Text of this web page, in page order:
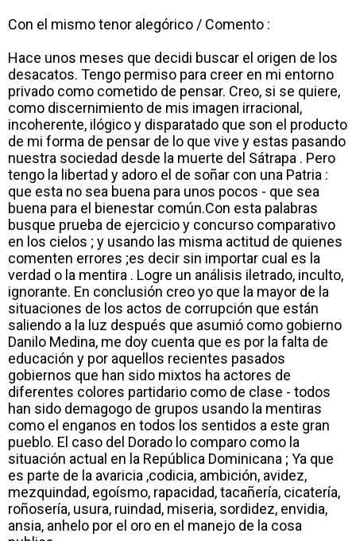
Con el mismo tenor alegórico / Comento :
Hace unos meses que decidi buscar el origen de los
desacatos. Tengo permiso para creer en mi entorno
privado como cometido de pensar. Creo, si se quiere,
como discernimiento de mis imagen irracional,
incoherente, ilógico y disparatado que son el producto
de mi forma de pensar de lo que vive y estas pasando
nuestra sociedad desde la muerte del Sátrapa . Pero
tengo la libertad y adoro el de soñar con una Patria :
que esta no sea buena para unos pocos - que sea
buena para el bienestar común.Con esta palabras
busque prueba de ejercicio y concurso comparativo
en los cielos ; y usando las misma actitud de quienes
comenten errores ;es decir sin importar cual es la
verdad o la mentira . Logre un análisis iletrado, inculto,
ignorante. En conclusión creo yo que la mayor de la
situaciones de los actos de corrupción que están
saliendo a la luz después que asumió como gobierno
Danilo Medina, me doy cuenta que es por la falta de
educación y por aquellos recientes pasados
gobiernos que han sido mixtos ha actores de
diferentes colores partidario como de clase - todos
han sido demagogo de grupos usando la mentiras
como el enganos en todos los sentidos a este gran
pueblo. El caso del Dorado lo comparo como la
situación actual en la República Dominicana ; Ya que
es parte de la avaricia ,codicia, ambición, avidez,
mezquindad, egoísmo, rapacidad, tacañería, cicatería,
roñosería, usura, ruindad, miseria, sordidez, envidia,
ansia, anhelo por el oro en el manejo de la cosa